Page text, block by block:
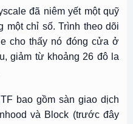
đã niêm yết một quỹ
một chỉ số. Trình theo dõi
cho thấy nó đóng cửa ở
giảm từ khoảng 26 đô la
bao gồm sàn giao dịch
và Block (trước đây